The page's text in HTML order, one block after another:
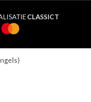
CLASSICT
)